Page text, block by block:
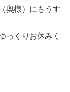
奥様）にもうす
っくりお休みく